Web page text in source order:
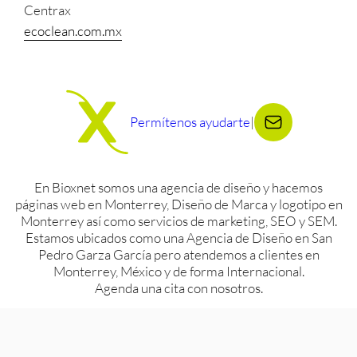
Centrax
ecoclean.com.mx
Permítenos ayudarte|
En Bioxnet somos una agencia de diseño y hacemos
páginas web en Monterrey, Diseño de Marca y logotipo en
Monterrey así como servicios de marketing, SEO y SEM.
Estamos ubicados como una Agencia de Diseño en San
Pedro Garza García pero atendemos a clientes en
Monterrey, México y de forma Internacional.
Agenda una cita con nosotros.